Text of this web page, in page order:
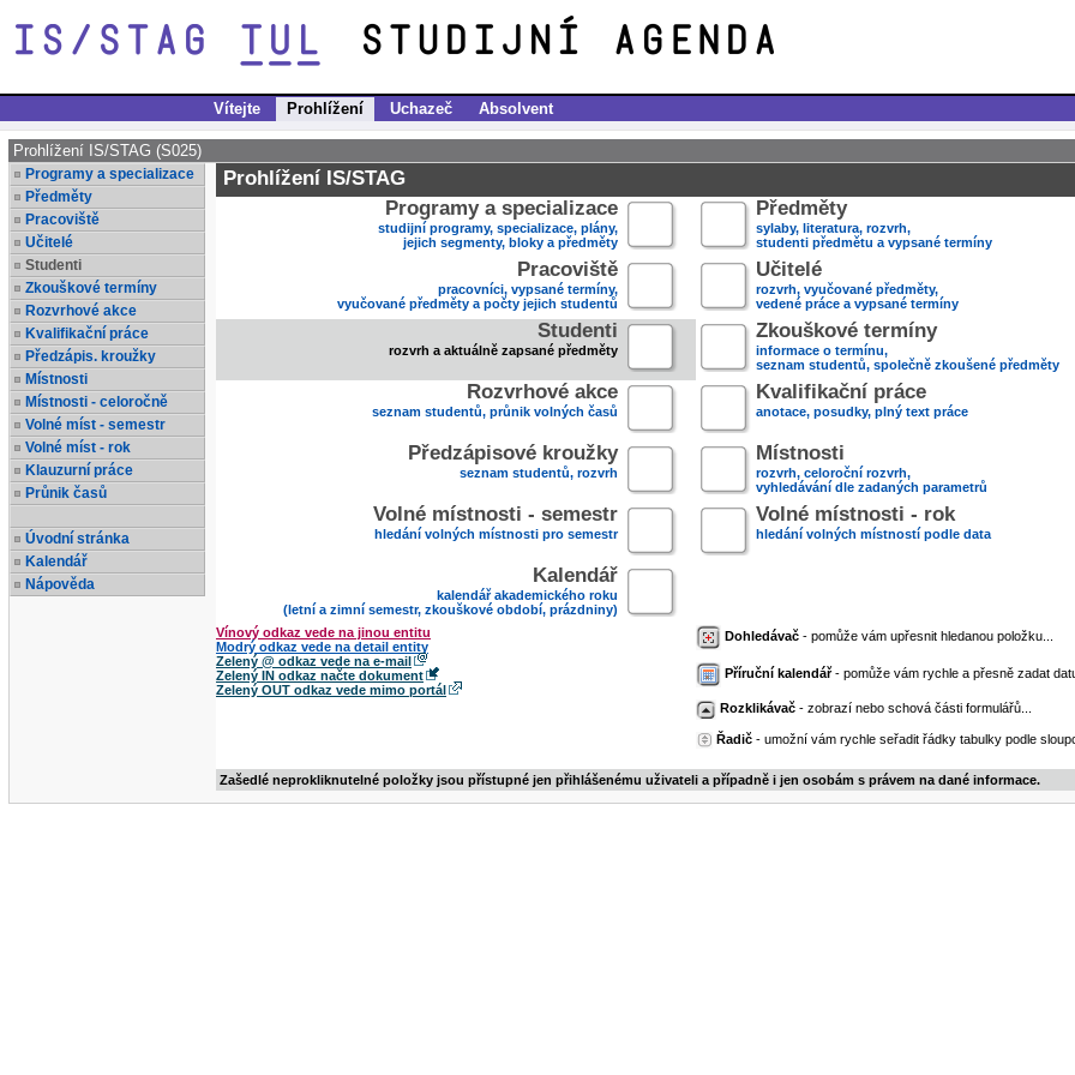
Vítejte Prohlížení Uchazeč Absolvent
Prohlížení IS/STAG (S025)
Programy a specializace
Předměty
Pracoviště
Učitelé
Studenti
Zkouškové termíny
Rozvrhové akce
Kvalifikační práce
Předzápis. kroužky
Místnosti
Místnosti - celoročně
Volné míst - semestr
Volné míst - rok
Klauzurní práce
Průnik časů
Úvodní stránka
Kalendář
Nápověda
Prohlížení IS/STAG
Programy a specializace
studijní programy, specializace, plány,
jejich segmenty, bloky a předměty
Předměty
sylaby, literatura, rozvrh,
studenti předmětu a vypsané termíny
Pracoviště
pracovníci, vypsané termíny,
vyučované předměty a počty jejich studentů
Učitelé
rozvrh, vyučované předměty,
vedené práce a vypsané termíny
Studenti
rozvrh a aktuálně zapsané předměty
Zkouškové termíny
informace o termínu,
seznam studentů, společně zkoušené předměty
Rozvrhové akce
seznam studentů, průnik volných časů
Kvalifikační práce
anotace, posudky, plný text práce
Předzápisové kroužky
seznam studentů, rozvrh
Místnosti
rozvrh, celoroční rozvrh,
vyhledávání dle zadaných parametrů
Volné místnosti - semestr
hledání volných místnosti pro semestr
Volné místnosti - rok
hledání volných místností podle data
Kalendář
kalendář akademického roku
(letní a zimní semestr, zkouškové období, prázdniny)
Vínový odkaz vede na jinou entitu
Modrý odkaz vede na detail entity
Zelený @ odkaz vede na e-mail
Zelený IN odkaz načte dokument
Zelený OUT odkaz vede mimo portál
Dohledávač - pomůže vám upřesnit hledanou položku...
Příruční kalendář- pomůže vám rychle a přesně zadat
Rozklikávač - zobrazí nebo schová části formulářů...
Řadič - umožní vám rychle seřadit řádky tabulky podle
Zašedlé neprokliknutelné položky jsou přístupné jen přihlášenému uživateli a případně i jen osobám s právem na dané informace.